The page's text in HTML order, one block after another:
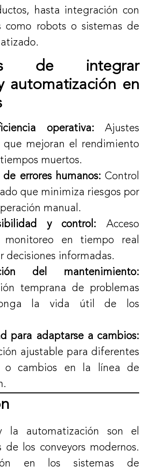
hasta integración con
como robots o sistemas de
de integrar
automatización en
operativa: Ajustes
que mejoran el rendimiento
muertos.
de errores humanos: Control
que minimiza riesgos por
manual.
y control: Acceso
en tiempo real
decisiones informadas.
del mantenimiento:
temprana de problemas
la vida útil de los
para adaptarse a cambios:
ajustable para diferentes
o cambios en la línea de
la automatización son el
de los conveyors modernos.
en los sistemas de